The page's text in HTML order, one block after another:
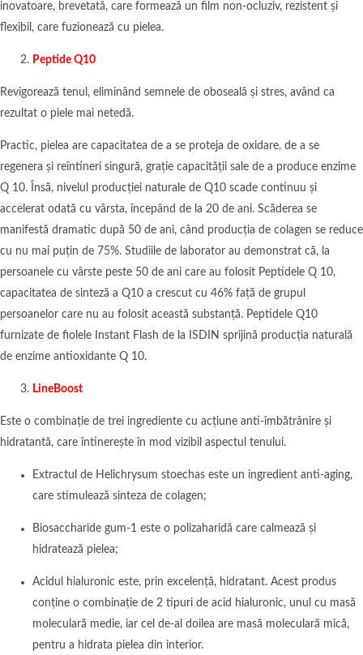
inovatoare, brevetată, care formează un film non-ocluziv, rezistent și
flexibil, care fuzionează cu pielea.
Peptide Q10
Revigorează tenul, eliminând semnele de oboseală și stres, având ca
rezultat o piele mai netedă.
Practic, pielea are capacitatea de a se proteja de oxidare, de a se
regenera și reîntineri singură, grație capacității sale de a produce enzime
Q 10. Însă, nivelul producției naturale de Q10 scade continuu și
accelerat odată cu vârsta, începând de la 20 de ani. Scăderea se
manifestă dramatic după 50 de ani, când producția de colagen se reduce
cu nu mai puțin de 75%. Studiile de laborator au demonstrat că, la
persoanele cu vârste peste 50 de ani care au folosit Peptidele Q 10,
capacitatea de sinteză a Q10 a crescut cu 46% față de grupul
persoanelor care nu au folosit această substanță. Peptidele Q10
furnizate de fiolele Instant Flash de la ISDIN sprijină producția naturală
de enzime antioxidante Q 10.
LineBoost
Este o combinație de trei ingrediente cu acțiune anti-îmbătrânire și
hidratantă, care întinerește în mod vizibil aspectul tenului.
Extractul de Helichrysum stoechas este un ingredient anti-aging,
care stimulează sinteza de colagen;
Biosaccharide gum-1 este o polizaharidă care calmează și
hidratează pielea;
Acidul hialuronic este, prin excelență, hidratant. Acest produs
conține o combinație de 2 tipuri de acid hialuronic, unul cu masă
moleculară medie, iar cel de-al doilea are masă moleculară mică,
pentru a hidrata pielea din interior.